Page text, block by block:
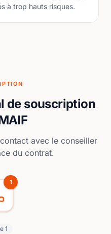
à trop hauts risques.
de souscription
avec le conseiller
du contrat.
1
1